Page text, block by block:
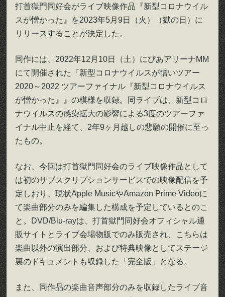
打首獄門同好会がライブ映像作品『新型コロナウイル
スが憎かった』を2023年5月9日（火）（獄の日）に
リリースすることが決定した。
同作には、2022年12月10日（土）にぴあアリーナMM
にて開催された『新型コロナウイルスが憎いツアー
2020～2022 ツアーファイナル『新型コロナウイルス
が憎かった』』の模様を収録。同ライブは、新型コロ
ナウイルスの感染拡大の影響による3度のツアーファ
イナル中止を経て、2年9ヶ月越しの悲願の開催に至っ
たもの。
なお、今回は打首獄門同好会のライブ映像作品として
は初のサブスクリプションサービスでの映像配信を予
定しおり、現状Apple MusicやAmazon Prime Videoに
て楽曲部分のみを編集した構成を予定しているとのこ
と。DVD/Blu-rayは、打首獄門同好会オフィシャル通
販サイトとライブ会場物販でのみ販売され、こちらは
楽曲以外の演出部分、および特典映像としてステージ
裏のドキュメントも収録した「完全版」となる。
また、同作品の楽曲音声部分のみを収録したライブ音